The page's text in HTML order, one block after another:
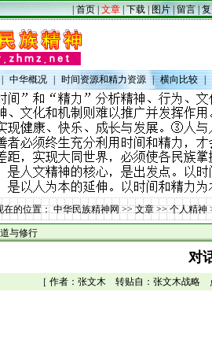
|首页|文章|下载| 图片|留言|
中华概况 时间资源和精力资源 | 横向比较
在的位置：中华民族精神网>>文章>>个人精神
与修行
对
［ 作者：张文木 转贴自：张文木战略